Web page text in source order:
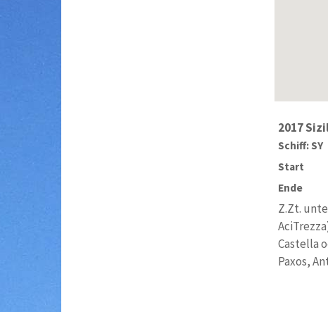
2017
Schiff: SY
Start
Ende
Z.Zt.
Castella
Paxos,